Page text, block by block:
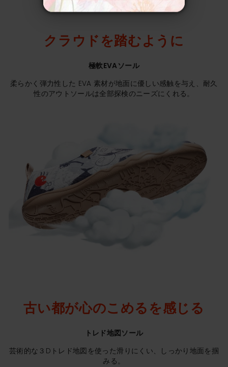
クラウドを踏むように
極軟EVAソール
柔らかく弾力性した EVA 素材が地面に優しい感触を与え、耐久
性のアウトソールは全部探検のニーズにくれる。
古い都が心のこめるを感じる
トレド地図ソール
芸術的な３Dトレド地図を使った滑りにくい、しっかり地面を掴
みる。